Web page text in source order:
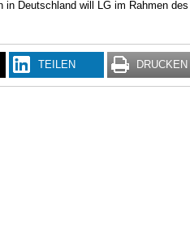
in Deutschland will LG im Rahmen
TEILEN DRUCKEN